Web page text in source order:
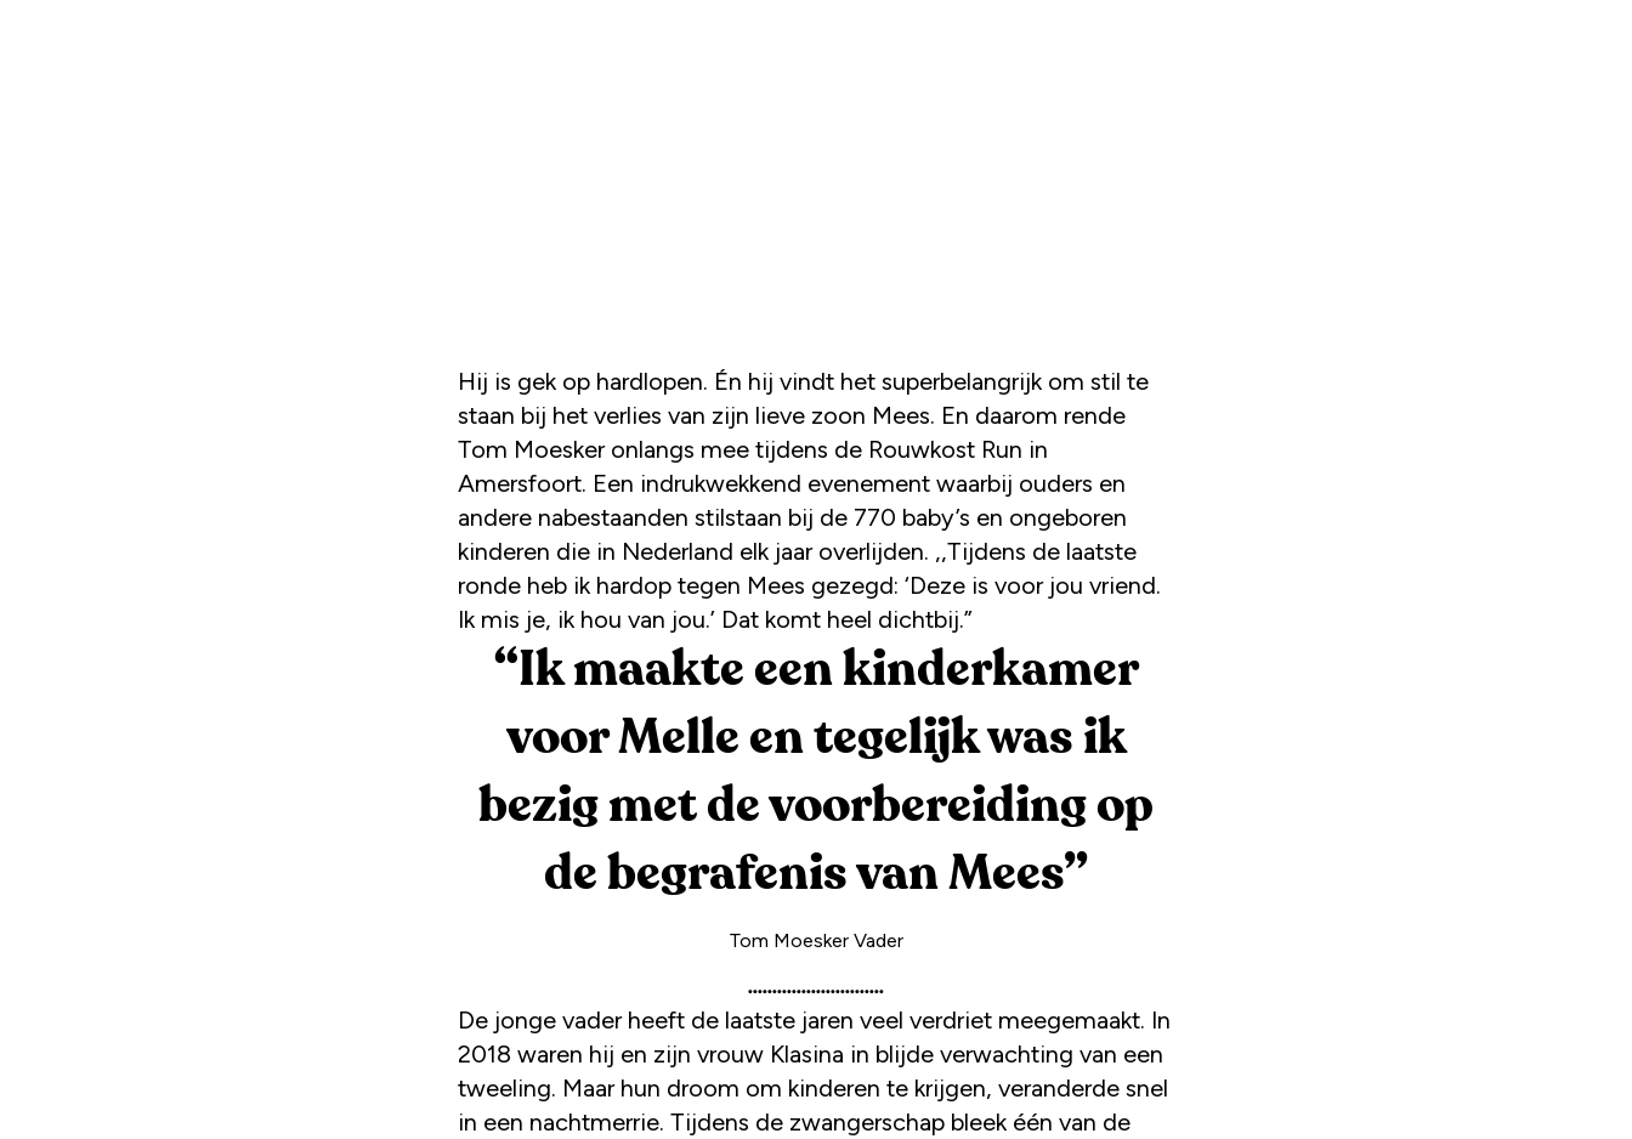
Hij is gek op hardlopen. Én hij vindt het superbelangrijk om stil te
staan bij het verlies van zijn lieve zoon Mees. En daarom rende
Tom Moesker onlangs mee tijdens de Rouwkost Run in
Amersfoort. Een indrukwekkend evenement waarbij ouders en
andere nabestaanden stilstaan bij de 770 baby’s en ongeboren
kinderen die in Nederland elk jaar overlijden. ,,Tijdens de laatste
ronde heb ik hardop tegen Mees gezegd: ‘Deze is voor jou vriend.
Ik mis je, ik hou van jou.’ Dat komt heel dichtbij.”
“Ik maakte een kinderkamer
voor Melle en tegelijk was ik
bezig met de voorbereiding op
de begrafenis van Mees”
Tom Moesker Vader
De jonge vader heeft de laatste jaren veel verdriet meegemaakt. In
2018 waren hij en zijn vrouw Klasina in blijde verwachting van een
tweeling. Maar hun droom om kinderen te krijgen, veranderde snel
in een nachtmerrie. Tijdens de zwangerschap bleek één van de